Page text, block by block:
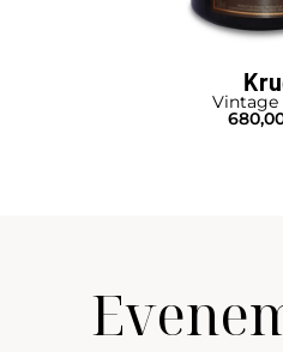
Vintage